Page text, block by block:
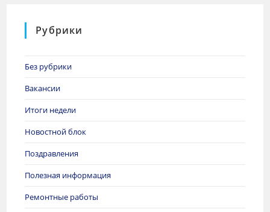
Рубрики
Без рубрики
Вакансии
Итоги недели
Новостной блок
Поздравления
Полезная информация
Ремонтные работы